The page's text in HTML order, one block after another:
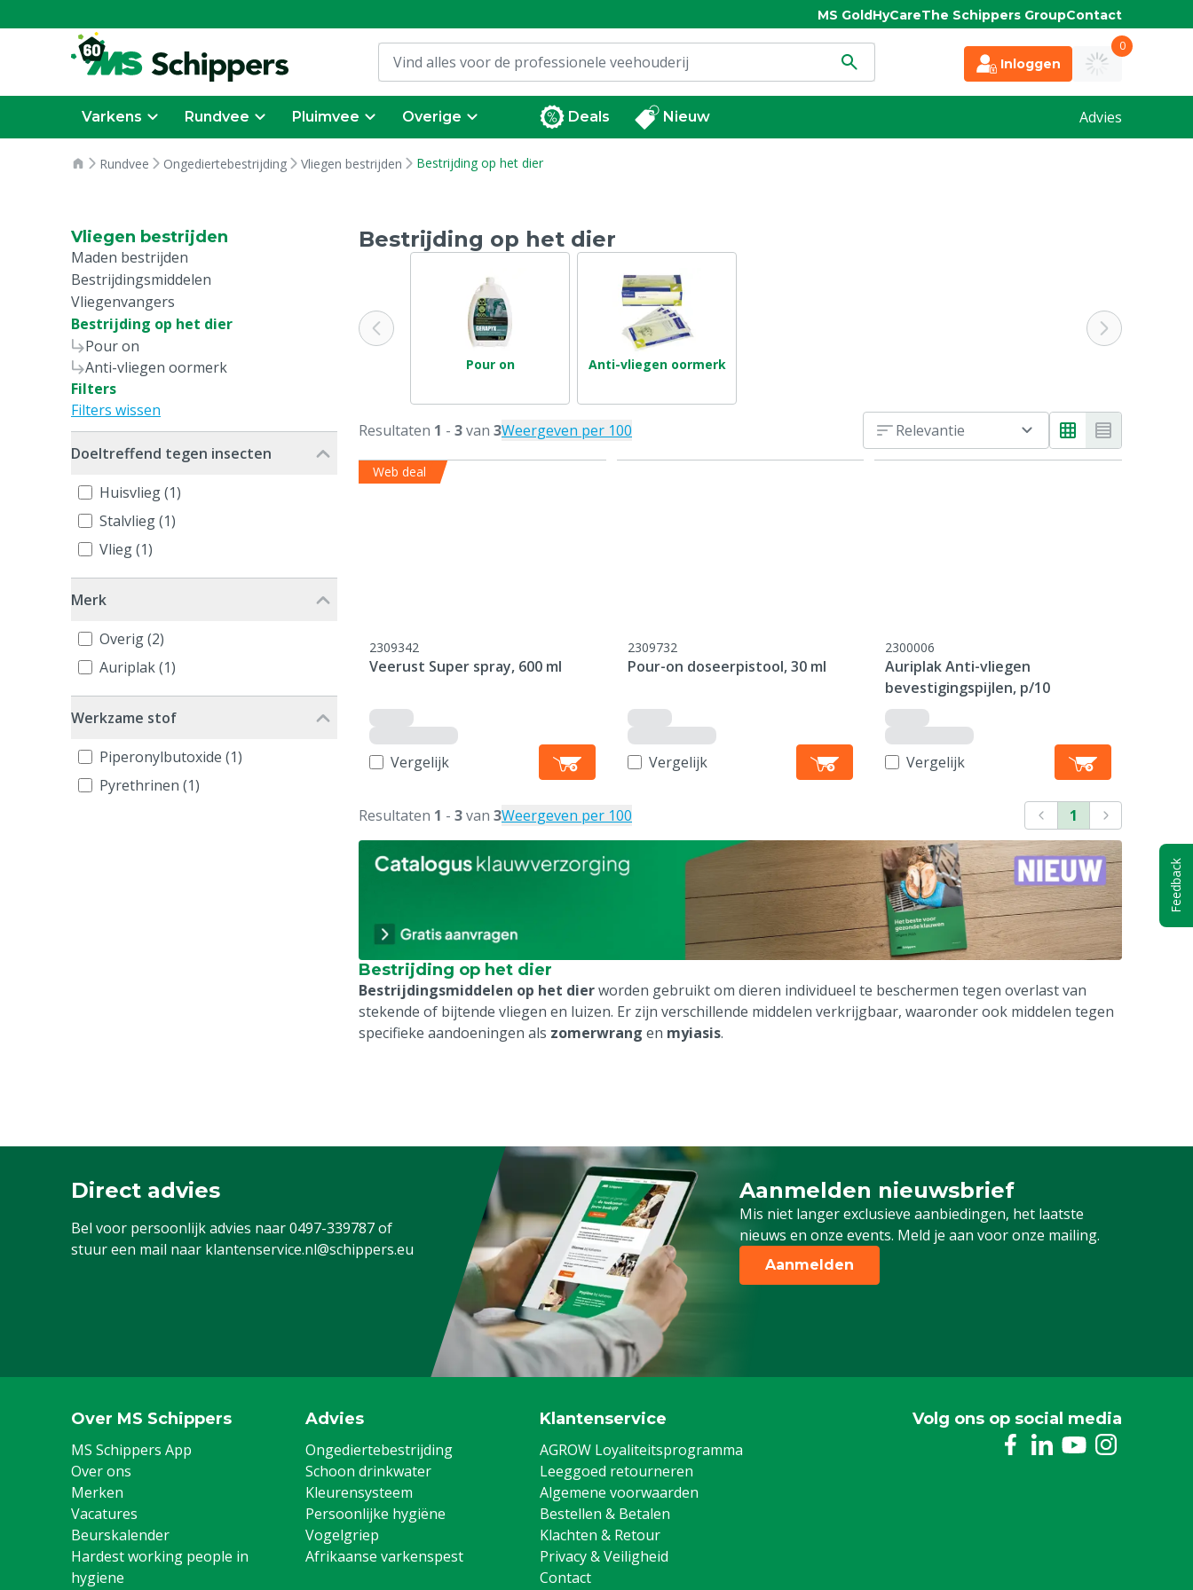
MS GoldHyCareThe Schippers GroupContact
Inloggen
0
Varkens Rundvee Pluimvee Overige Deals Nieuw Advies
Rundvee Ongediertebestrijding Vliegen bestrijden Bestrijding op het dier
Vliegen bestrijden
Maden bestrijden
Bestrijdingsmiddelen
Vliegenvangers
Bestrijding op het dier
Pour on
Anti-vliegen oormerk
Filters
Filters wissen
Doeltreffend tegen insecten
Huisvlieg (1)
Stalvlieg (1)
Vlieg (1)
Merk
Overig (2)
Auriplak (1)
Werkzame stof
Piperonylbutoxide (1)
Pyrethrinen (1)
Bestrijding op het dier
Pour on Anti-vliegen oormerk
Resultaten 1 - 3van 3Weergeven per 100 Relevantie
Web deal
2309342
Veerust Super spray, 600 ml
Vergelijk
2309732
Pour-on doseerpistool, 30 ml
Vergelijk
2300006
Auriplak Anti-vliegen
bevestigingspijlen, p/10
Vergelijk
Resultaten 1 - 3van 3Weergeven per 100 1
Bestrijding op het dier
Bestrijdingsmiddelen op het dierworden gebruikt om dieren individueel te beschermen tegen overlast van
stekende of bijtende vliegen en luizen. Er zijn verschillende middelen verkrijgbaar, waaronder ook middelen tegen
specifieke aandoeningen als zomerwrang en myiasis.
Direct advies
Bel voor persoonlijk advies naar0497-339787of
stuur een mail naar klantenservice.nl@schippers.eu
Aanmelden nieuwsbrief
Mis niet langer exclusieve aanbiedingen, het laatste
nieuws en onze events. Meld je aan voor onze mailing.
Schrijf je in voor onze nieuwsbrief
Aanmelden
Over MS Schippers
MS Schippers App
Over ons
Merken
Vacatures
Beurskalender
Hardest working people in
hygiene
Advies
Ongediertebestrijding
Schoon drinkwater
Kleurensysteem
Persoonlijke hygiëne
Vogelgriep
Afrikaanse varkenspest
Klantenservice
AGROW Loyaliteitsprogramma
Leeggoed retourneren
Algemene voorwaarden
Bestellen & Betalen
Klachten & Retour
Privacy & Veiligheid
Contact
Volg ons op social media
Feedback